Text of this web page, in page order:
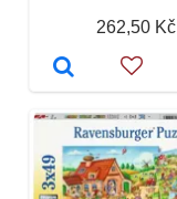
262,50 Kč